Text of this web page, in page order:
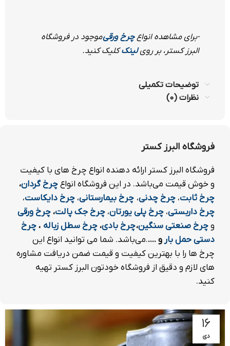
-برای مشاهده انواعچرخورقیموجود در فروشگاه
البرز کستر، بر روی لینککلیک کنید.
توضیحات تکمیلی
نظرات (0)
فروشگاه البرز کستر
فروشگاه البرز کستر ارائه دهنده انواع چرخ های با کیفیت
و خوش قیمت می‌باشد. در این فروشگاه انواعچرخ گردان،
چرخ ثابت، چرخ چدنی، چرخ بیمارستانی، چرخ دایکاست،
چرخ داربستی، چرخ پلی یورتان، چرخ جک پالت، چرخ ورقی
وچرخ صنعتی سنگین،چرخ بادی، چرخ سطل زباله ، چرخ
دستی حمل بارو .....می‌باشد. شما می توانید انواع این
چرخ ها را با بهترین کیفیت و قیمت ضمن دریافت مشاوره
های لازم و دقیق از فروشگاه خودتون البرز کستر تهیه
کنید.
۱۶
دی